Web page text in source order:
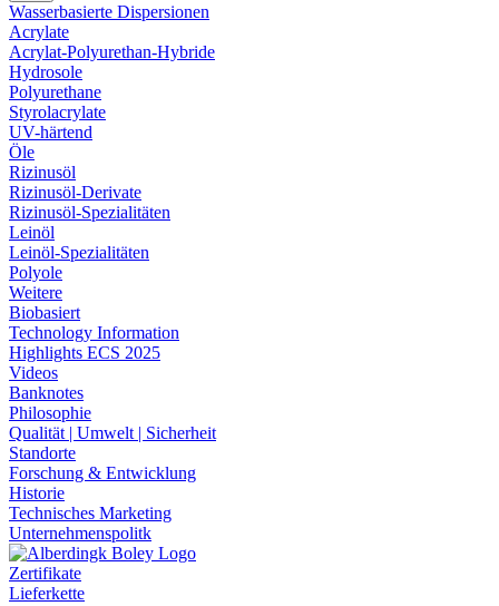
Wasserbasierte Dispersionen
Acrylate
Acrylat-Polyurethan-Hybride
Hydrosole
Polyurethane
Styrolacrylate
UV-härtend
Öle
Rizinusöl
Rizinusöl-Derivate
Rizinusöl-Spezialitäten
Leinöl
Leinöl-Spezialitäten
Polyole
Weitere
Biobasiert
Technology Information
Highlights ECS 2025
Videos
Banknotes
Philosophie
Qualität | Umwelt | Sicherheit
Standorte
Forschung & Entwicklung
Historie
Technisches Marketing
Unternehmenspolitk
Zertifikate
Lieferkette